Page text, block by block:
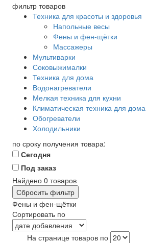
фильтр товаров
Техника для красоты и здоровья
Напольные весы
Фены и фен-щётки
Массажеры
Мультиварки
Соковыжималки
Техника для дома
Водонагреватели
Мелкая техника для кухни
Климатическая техника для дома
Обогреватели
Холодильники
по сроку получения товара:
Сегодня
Под заказ
Найдено 0 товаров
Сбросить фильтр
Фены и фен-щётки
Сортировать по
На странице товаров по